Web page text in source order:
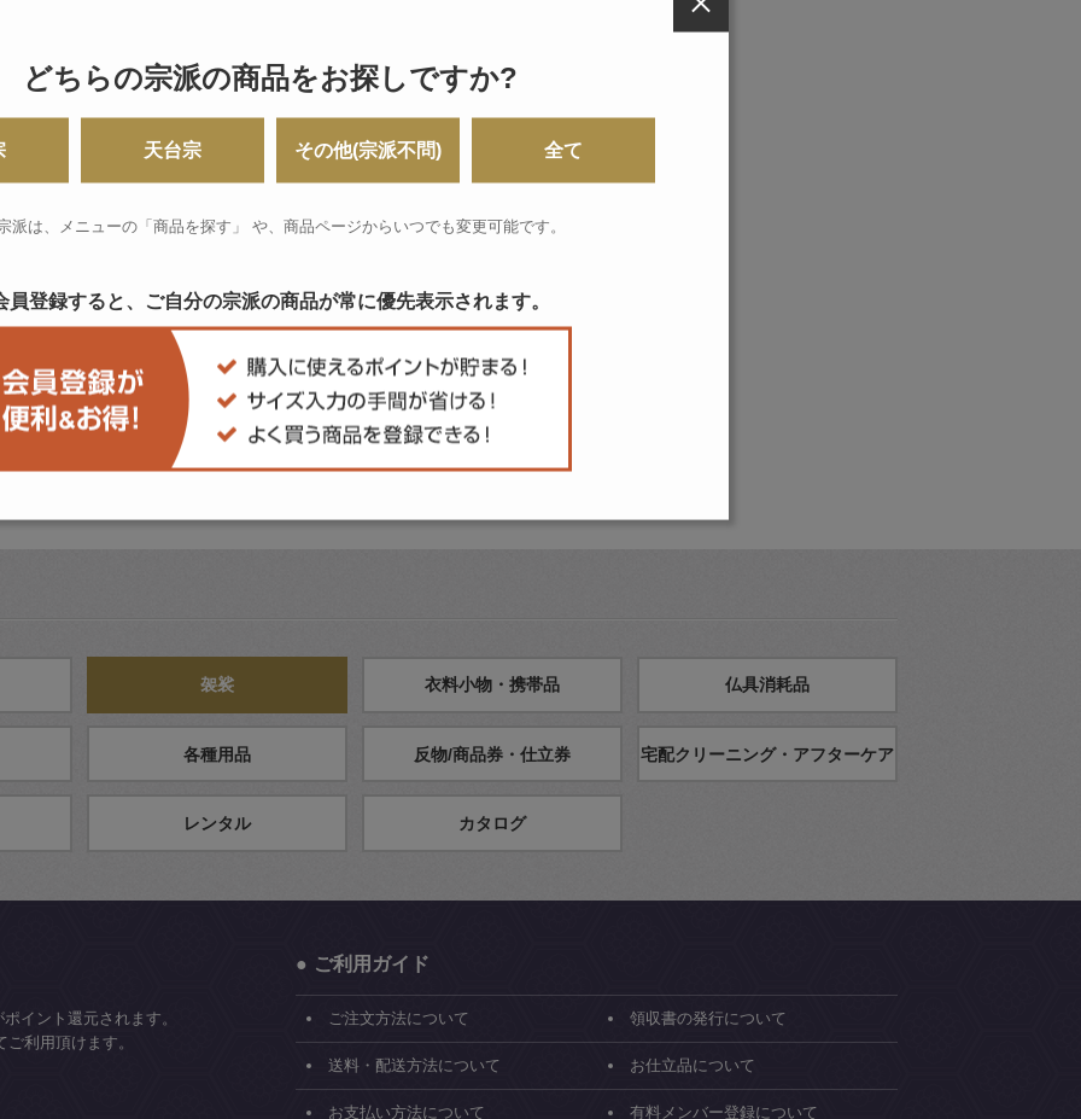
袈裟 衣料小物・携帯品 仏具消耗品
各種用品 反物/商品券・仕立券 宅配クリーニング・アフターケア
レンタル カタログ
イント還元されます。
利用頂けます。
ご利用ガイド
ご注文方法について
送料・配送方法について
お支払い方法について
領収書の発行について
お仕立品について
有料メンバー登録について
どちらの宗派の商品をお探しですか?
天台宗 その他(宗派不問) 全て
派は、メニューの「商品を探す」 や、 商品ページからいつでも変更可能です。
員登録すると、ご自分の宗派の商品が常に優先表示されます。